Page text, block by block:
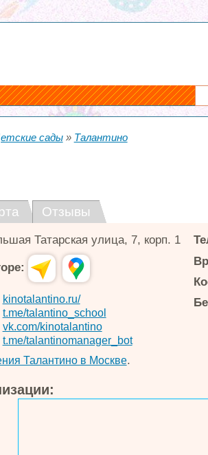
сады» Талантино
Отзывы
Татарская улица, 7, корп. 1
kinotalantino.ru/
t.me/talantino_school
vk.com/kinotalantino
t.me/talantinomanager_bot
Талантино в Москве.